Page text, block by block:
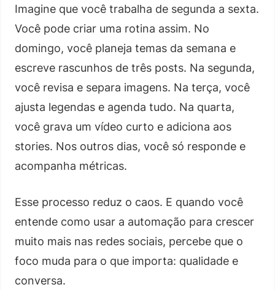
Imagine que você trabalha de segunda a sexta.
Você pode criar uma rotina assim. No
domingo, você planeja temas da semana e
escreve rascunhos de três posts. Na segunda,
você revisa e separa imagens. Na terça, você
ajusta legendas e agenda tudo. Na quarta,
você grava um vídeo curto e adiciona aos
stories. Nos outros dias, você só responde e
acompanha métricas.
Esse processo reduz o caos. E quando você
entende como usar a automação para crescer
muito mais nas redes sociais, percebe que o
foco muda para o que importa: qualidade e
conversa.